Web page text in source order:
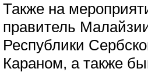
Также на
правитель
Республики
Караном, а также